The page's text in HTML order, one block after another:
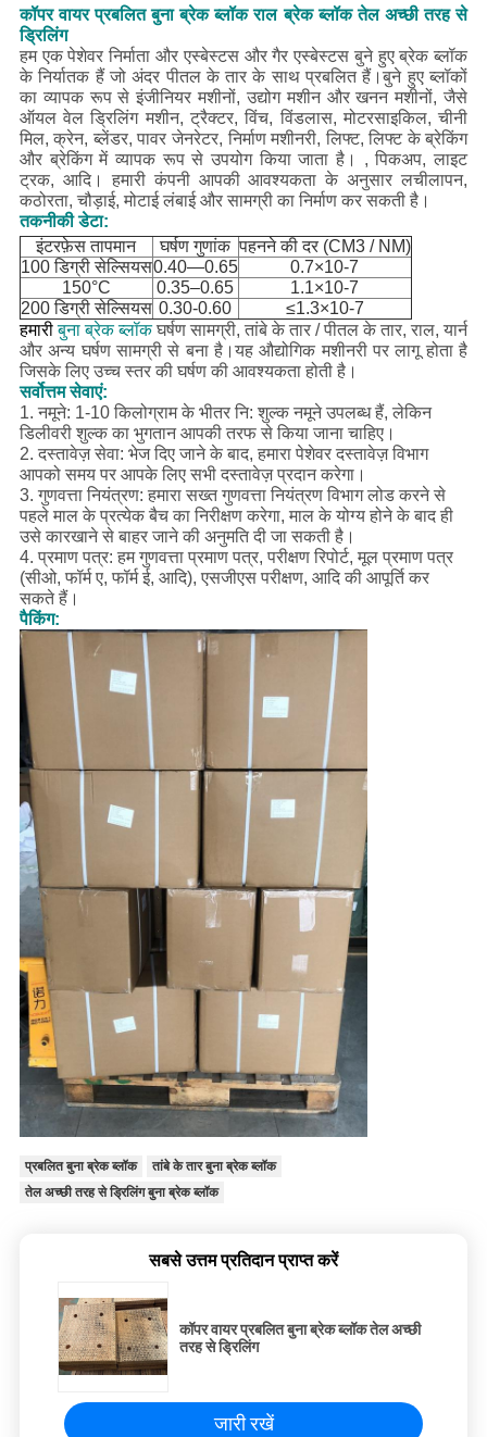
कॉपर वायर प्रबलित बुना ब्रेक ब्लॉक राल ब्रेक ब्लॉक तेल अच्छी तरह से
ड्रिलिंग
हम एक पेशेवर निर्माता और एस्बेस्टस और गैर एस्बेस्टस बुने हुए ब्रेक ब्लॉक
के निर्यातक हैं जो अंदर पीतल के तार के साथ प्रबलित हैं।बुने हुए ब्लॉकों
का व्यापक रूप से इंजीनियर मशीनों, उद्योग मशीन और खनन मशीनों, जैसे
ऑयल वेल ड्रिलिंग मशीन, ट्रैक्टर, विंच, विंडलास, मोटरसाइकिल, चीनी
मिल, क्रेन, ब्लेंडर, पावर जेनरेटर, निर्माण मशीनरी, लिफ्ट, लिफ्ट के ब्रेकिंग
और ब्रेकिंग में व्यापक रूप से उपयोग किया जाता है। , पिकअप, लाइट
ट्रक, आदि।
हमारी कंपनी आपकी आवश्यकता के अनुसार लचीलापन,
कठोरता, चौड़ाई, मोटाई लंबाई और सामग्री का निर्माण कर सकती है।
तकनीकी डेटा:
इंटरफ़ेस तापमान
घर्षण गुणांक पहनने की दर (CM3 / NM)
100 डिग्री सेल्सियस0.40—0.65
0.7×10-7
150°C
0.35–0.65
1.1×10-7
200 डिग्री सेल्सियस 0.30-0.60
≤1.3×10-7
हमारीबुना ब्रेक ब्लॉक घर्षण सामग्री, तांबे के तार / पीतल के तार, राल, यार्न
और अन्य घर्षण सामग्री से बना है।यह औद्योगिक मशीनरी पर लागू होता है
जिसके लिए उच्च स्तर की घर्षण की आवश्यकता होती है।
सर्वोत्तम सेवाएं:
1. नमूने: 1-10 किलोग्राम के भीतर नि: शुल्क नमूने उपलब्ध हैं, लेकिन
डिलीवरी शुल्क का भुगतान आपकी तरफ से किया जाना चाहिए।
2. दस्तावेज़ सेवा: भेज दिए जाने के बाद, हमारा पेशेवर दस्तावेज़ विभाग
आपको समय पर आपके लिए सभी दस्तावेज़ प्रदान करेगा।
3. गुणवत्ता नियंत्रण: हमारा सख्त गुणवत्ता नियंत्रण विभाग लोड करने से
पहले माल के प्रत्येक बैच का निरीक्षण करेगा, माल के योग्य होने के बाद ही
उसे कारखाने से बाहर जाने की अनुमति दी जा सकती है।
4. प्रमाण पत्र: हम गुणवत्ता प्रमाण पत्र, परीक्षण रिपोर्ट, मूल प्रमाण पत्र
(सीओ, फॉर्म ए, फॉर्म ई, आदि), एसजीएस परीक्षण, आदि की आपूर्ति कर
सकते हैं।
पैकिंग:
प्रबलित बुना ब्रेक ब्लॉक
तांबे के तार बुना ब्रेक ब्लॉक
तेल अच्छी तरह से ड्रिलिंग बुना ब्रेक ब्लॉक
सबसे उत्तम प्रतिदान प्राप्त करें
कॉपर वायर प्रबलित बुना ब्रेक ब्लॉक तेल अच्छी
तरह से ड्रिलिंग
जारी रखें